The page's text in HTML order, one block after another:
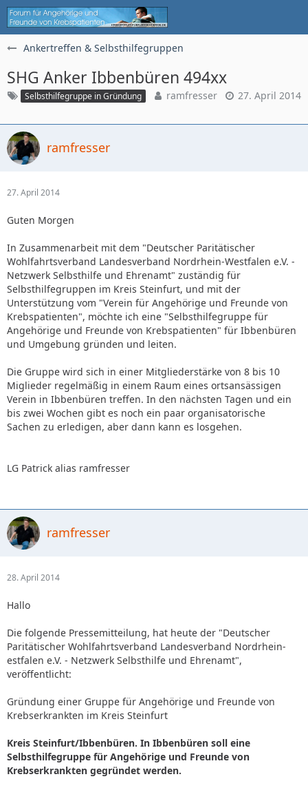
Ankertreffen & Selbsthilfegruppen
SHG Anker Ibbenbüren 494xx
Selbsthilfegruppe in Gründung ramfresser 27. April 2014
ramfresser
27. April 2014
Guten Morgen
In Zusammenarbeit mit dem "Deutscher Paritätischer
Wohlfahrtsverband Landesverband Nordrhein-Westfalen e.V. -
Netzwerk Selbsthilfe und Ehrenamt" zuständig für
Selbsthilfegruppen im Kreis Steinfurt, und mit der
Unterstützung vom "Verein für Angehörige und Freunde von
Krebspatienten", möchte ich eine "Selbsthilfegruppe für
Angehörige und Freunde von Krebspatienten" für Ibbenbüren
und Umgebung gründen und leiten.
Die Gruppe wird sich in einer Mitgliederstärke von 8 bis 10
Miglieder regelmäßig in einem Raum eines ortsansässigen
Verein in Ibbenbüren treffen. In den nächsten Tagen und ein
bis zwei Wochen gibt es noch ein paar organisatorische
Sachen zu erledigen, aber dann kann es losgehen.
LG Patrick alias ramfresser
ramfresser
28. April 2014
Hallo
Die folgende Pressemitteilung, hat heute der "Deutscher
Paritätischer Wohlfahrtsverband Landesverband Nordrhein-
estfalen e.V. - Netzwerk Selbsthilfe und Ehrenamt",
veröffentlicht:
Gründung einer Gruppe für Angehörige und Freunde von
Krebserkrankten im Kreis Steinfurt
Kreis Steinfurt/Ibbenbüren. In Ibbenbüren soll eine
Selbsthilfegruppe für Angehörige und Freunde von
Krebserkrankten gegründet werden.